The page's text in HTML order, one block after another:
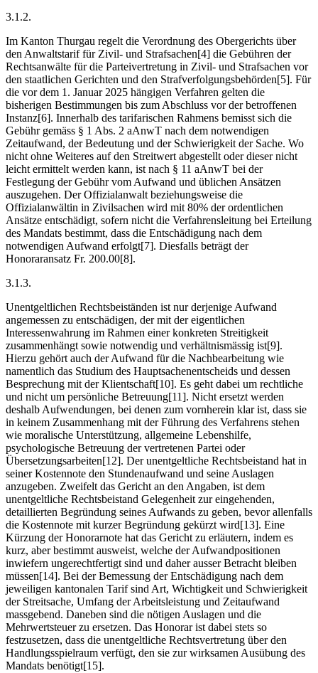
3.1.2.
Im Kanton Thurgau regelt die Verordnung des Obergerichts über
den Anwaltstarif für Zivil- und Strafsachen[4] die Gebühren der
Rechtsanwälte für die Parteivertretung in Zivil- und Strafsachen vor
den staatlichen Gerichten und den Strafverfolgungsbehörden[5]. Für
die vor dem 1. Januar 2025 hängigen Verfahren gelten die
bisherigen Bestimmungen bis zum Abschluss vor der betroffenen
Instanz[6]. Innerhalb des tarifarischen Rahmens bemisst sich die
Gebühr gemäss § 1 Abs. 2 aAnwT nach dem notwendigen
Zeitaufwand, der Bedeutung und der Schwierigkeit der Sache. Wo
nicht ohne Weiteres auf den Streitwert abgestellt oder dieser nicht
leicht ermittelt werden kann, ist nach § 11 aAnwT bei der
Festlegung der Gebühr vom Aufwand und üblichen Ansätzen
auszugehen. Der Offizialanwalt beziehungsweise die
Offizialanwältin in Zivilsachen wird mit 80% der ordentlichen
Ansätze entschädigt, sofern nicht die Verfahrensleitung bei Erteilung
des Mandats bestimmt, dass die Entschädigung nach dem
notwendigen Aufwand erfolgt[7]. Diesfalls beträgt der
Honoraransatz Fr. 200.00[8].
3.1.3.
Unentgeltlichen Rechtsbeiständen ist nur derjenige Aufwand
angemessen zu entschädigen, der mit der eigentlichen
Interessenwahrung im Rahmen einer konkreten Streitigkeit
zusammenhängt sowie notwendig und verhältnismässig ist[9].
Hierzu gehört auch der Aufwand für die Nachbearbeitung wie
namentlich das Studium des Hauptsachenentscheids und dessen
Besprechung mit der Klientschaft[10]. Es geht dabei um rechtliche
und nicht um persönliche Betreuung[11]. Nicht ersetzt werden
deshalb Aufwendungen, bei denen zum vornherein klar ist, dass sie
in keinem Zusammenhang mit der Führung des Verfahrens stehen
wie moralische Unterstützung, allgemeine Lebenshilfe,
psychologische Betreuung der vertretenen Partei oder
Übersetzungsarbeiten[12]. Der unentgeltliche Rechtsbeistand hat in
seiner Kostennote den Stundenaufwand und seine Auslagen
anzugeben. Zweifelt das Gericht an den Angaben, ist dem
unentgeltliche Rechtsbeistand Gelegenheit zur eingehenden,
detaillierten Begründung seines Aufwands zu geben, bevor allenfalls
die Kostennote mit kurzer Begründung gekürzt wird[13]. Eine
Kürzung der Honorarnote hat das Gericht zu erläutern, indem es
kurz, aber bestimmt ausweist, welche der Aufwandpositionen
inwiefern ungerechtfertigt sind und daher ausser Betracht bleiben
müssen[14]. Bei der Bemessung der Entschädigung nach dem
jeweiligen kantonalen Tarif sind Art, Wichtigkeit und Schwierigkeit
der Streitsache, Umfang der Arbeitsleistung und Zeitaufwand
massgebend. Daneben sind die nötigen Auslagen und die
Mehrwertsteuer zu ersetzen. Das Honorar ist dabei stets so
festzusetzen, dass die unentgeltliche Rechtsvertretung über den
Handlungsspielraum verfügt, den sie zur wirksamen Ausübung des
Mandats benötigt[15].